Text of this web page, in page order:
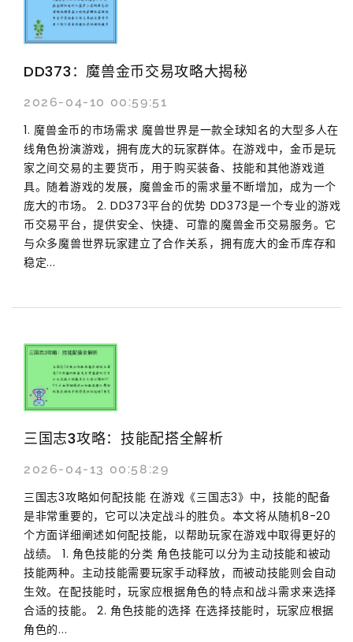
DD373：魔兽金币交易攻略大揭秘
2026-04-10 00:59:51
1. 魔兽金币的市场需求 魔兽世界是一款全球知名的大型多人在
线角色扮演游戏，拥有庞大的玩家群体。在游戏中，金币是玩
家之间交易的主要货币，用于购买装备、技能和其他游戏道
具。随着游戏的发展，魔兽金币的需求量不断增加，成为一个
庞大的市场。 2. DD373平台的优势 DD373是一个专业的游戏
币交易平台，提供安全、快捷、可靠的魔兽金币交易服务。它
与众多魔兽世界玩家建立了合作关系，拥有庞大的金币库存和
稳定...
三国志3攻略：技能配搭全解析
2026-04-13 00:58:29
三国志3攻略如何配技能 在游戏《三国志3》中，技能的配备
是非常重要的，它可以决定战斗的胜负。本文将从随机8-20
个方面详细阐述如何配技能，以帮助玩家在游戏中取得更好的
战绩。 1. 角色技能的分类 角色技能可以分为主动技能和被动
技能两种。主动技能需要玩家手动释放，而被动技能则会自动
生效。在配技能时，玩家应根据角色的特点和战斗需求来选择
合适的技能。 2. 角色技能的选择 在选择技能时，玩家应根据
角色的...